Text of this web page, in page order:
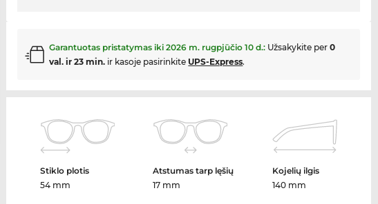
Garantuotas pristatymas iki2026 m. rugpjūčio 10 d.: Užsakykite per0
val. ir 23 min. ir kasoje pasirinkite UPS-Express.
Stiklo plotis
54 mm
Atstumas tarp lęšių
17 mm
Kojelių ilgis
140 mm